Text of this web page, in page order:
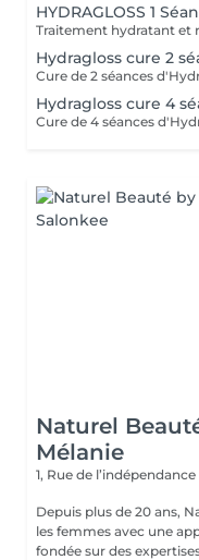
HYDRAGLOSS 1
Hydragloss cure 2
Hydragloss cure 4
Naturel
Mélanie
1, Rue de l’indépendance
Depuis plus de 20 ans,
les femmes avec une
fondée sur des